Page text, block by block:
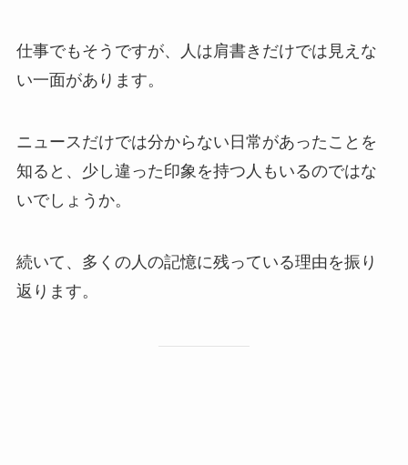
仕事でもそうですが、人は肩書きだけでは見えな
い一面があります。
ニュースだけでは分からない日常があったことを
知ると、少し違った印象を持つ人もいるのではな
いでしょうか。
続いて、多くの人の記憶に残っている理由を振り
返ります。